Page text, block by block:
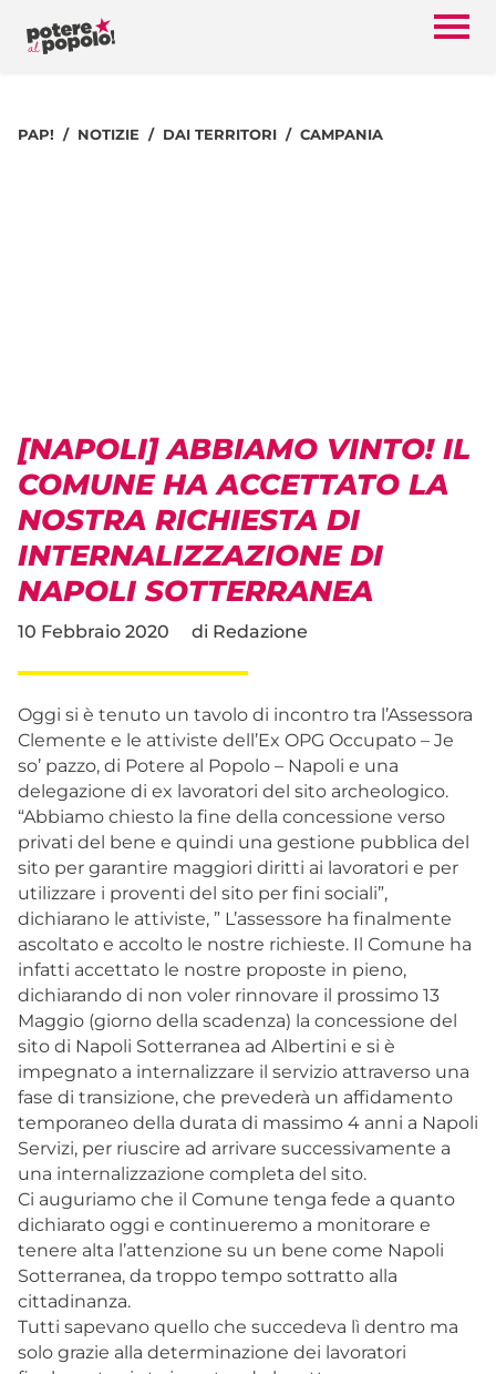
PAP! NOTIZIE DAI TERRITORI CAMPANIA
[NAPOLI] ABBIAMO VINTO! IL
COMUNE HA ACCETTATO LA
NOSTRA RICHIESTA DI
INTERNALIZZAZIONE DI
NAPOLI SOTTERRANEA
10 Febbraio 2020 di Redazione
Oggi si è tenuto un tavolo di incontro tra l’Assessora
Clemente e le attiviste dell’Ex OPG Occupato – Je
so’ pazzo, di Potere al Popolo – Napoli e una
delegazione di ex lavoratori del sito archeologico.
“Abbiamo chiesto la fine della concessione verso
privati del bene e quindi una gestione pubblica del
sito per garantire maggiori diritti ai lavoratori e per
utilizzare i proventi del sito per fini sociali”,
dichiarano le attiviste, ” L’assessore ha finalmente
ascoltato e accolto le nostre richieste. Il Comune ha
infatti accettato le nostre proposte in pieno,
dichiarando di non voler rinnovare il prossimo 13
Maggio (giorno della scadenza) la concessione del
sito di Napoli Sotterranea ad Albertini e si è
impegnato a internalizzare il servizio attraverso una
fase di transizione, che prevederà un affidamento
temporaneo della durata di massimo 4 anni a Napoli
Servizi, per riuscire ad arrivare successivamente a
una internalizzazione completa del sito.
Ci auguriamo che il Comune tenga fede a quanto
dichiarato oggi e continueremo a monitorare e
tenere alta l’attenzione su un bene come Napoli
Sotterranea, da troppo tempo sottratto alla
cittadinanza.
Tutti sapevano quello che succedeva lì dentro ma
solo grazie alla determinazione dei lavoratori